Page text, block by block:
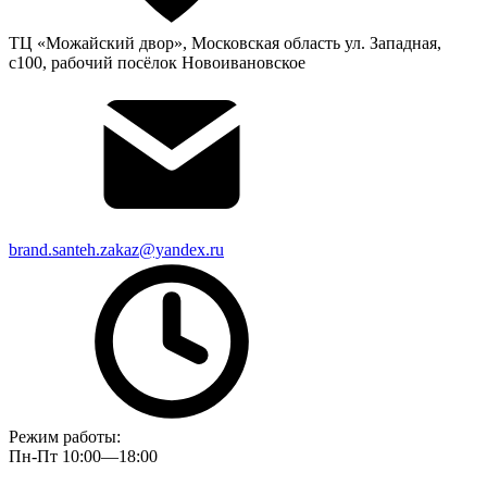
ТЦ «Можайский двор», Московская область ул. Западная,
с100, рабочий посёлок Новоивановское
brand.santeh.zakaz@yandex.ru
Режим работы:
Пн-Пт 10:00—18:00